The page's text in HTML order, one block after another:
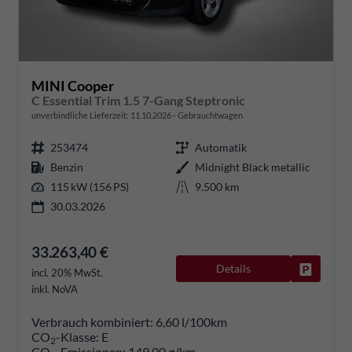
MINI Cooper
C Essential Trim 1.5 7-Gang Steptronic
unverbindliche Lieferzeit: 11.10.2026 Gebrauchtwagen
253474
Automatik
Benzin
Midnight Black metallic
115 kW (156 PS)
9.500 km
30.03.2026
33.263,40 €
incl. 20% MwSt.
inkl. NoVA
Details
Verbrauch kombiniert: 6,60 l/100km
CO2-Klasse: E